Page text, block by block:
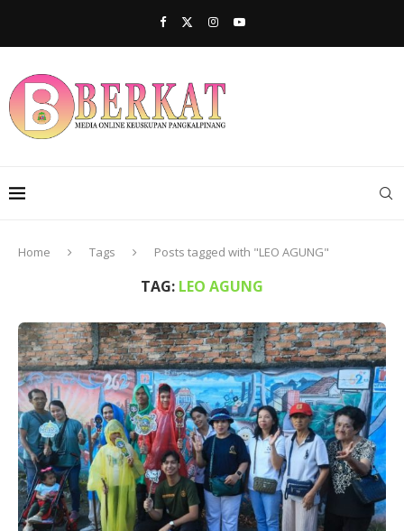
Home Tags Posts tagged with "LEO AGUNG"
TAG: LEO AGUNG